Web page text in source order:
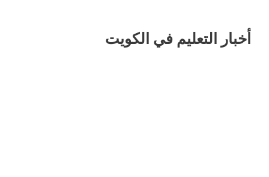
أخبار التعليم في الكويت